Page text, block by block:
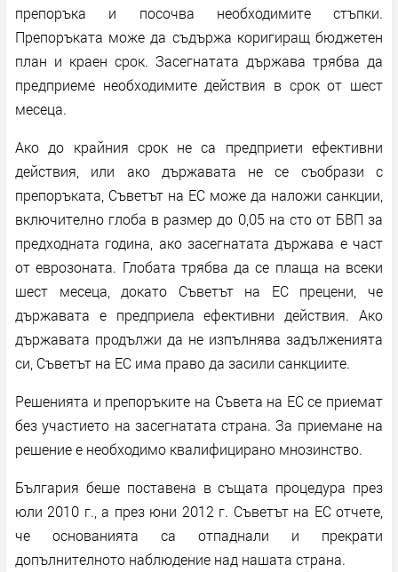
препоръка и посочва необходимите стъпки.
Препоръката може да съдържа коригиращ бюджетен
план и краен срок. Засегнатата държава трябва да
предприеме необходимите действия в срок от шест
месеца.
Ако до крайния срок не са предприети ефективни
действия, или ако държавата не се съобрази с
препоръката, Съветът на ЕС може да наложи санкции,
включително глоба в размер до 0,05 на сто от БВП за
предходната година, ако засегнатата държава е част
от еврозоната. Глобата трябва да се плаща на всеки
шест месеца, докато Съветът на ЕС прецени, че
държавата е предприела ефективни действия. Ако
държавата продължи да не изпълнява задълженията
си, Съветът на ЕС има право да засили санкциите.
Решенията и препоръките на Съвета на ЕС се приемат
без участието на засегнатата страна. За приемане на
решение е необходимо квалифицирано мнозинство.
България беше поставена в същата процедура през
юли 2010 г., а през юни 2012 г. Съветът на ЕС отчете,
че основанията са отпаднали и прекрати
допълнителното наблюдение над нашата страна.